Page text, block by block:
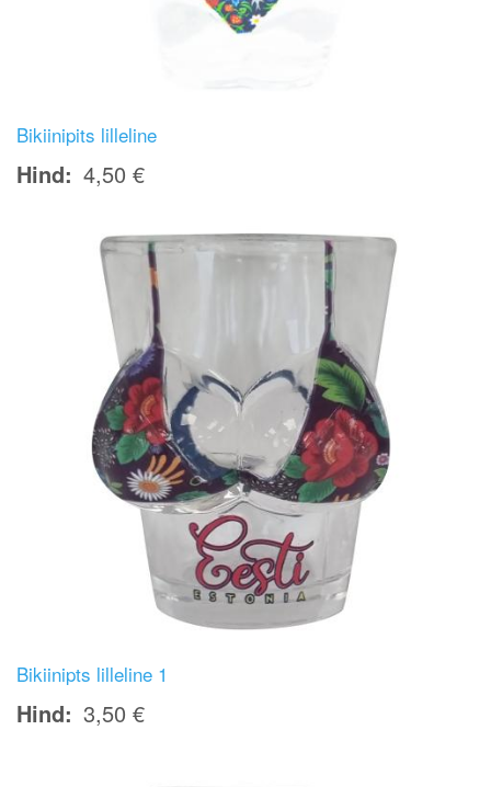
Bikiinipits lilleline
Hind 4,50 €
Bikiinipts lilleline 1
Hind 3,50 €